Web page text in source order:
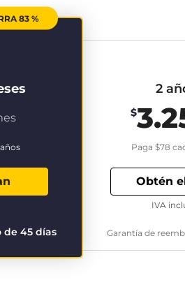
83 %
de 45 días
2
$
Paga $78
Obtén
Garantía de
IVA